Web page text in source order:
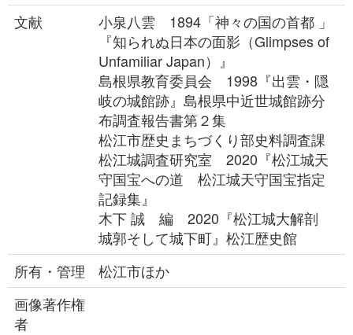
文献
小泉八雲 1894「神々の国の首都 」
『知られぬ日本の面影（Glimpses of
Unfamiliar Japan）』
島根県教育委員会 1998『出雲・隠
岐の城館跡』島根県中近世城館跡分
布調査報告書第２集
松江市歴史まちづくり部史料調査課
松江城調査研究室 2020『松江城天
守国宝への道 松江城天守国宝指定
記録集』
木下 誠 編 2020『松江城大解剖
城郭そして城下町』松江歴史館
所有・管理
松江市ほか
画像著作権
者